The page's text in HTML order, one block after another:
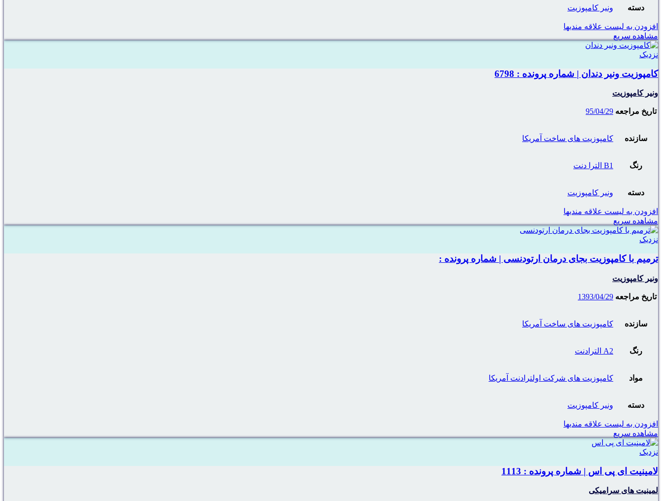
دسته ونیر کامپوزیت
افزودن به لیست علاقه مندیها
مشاهده سریع
نزدیک
کامپوزیت ونیر دندان | شماره پرونده : 6798
ونیر کامپوزیت
تاریخ مراجعه 95/04/29
سازنده کامپوزیت های ساخت آمریکا
رنگ B1 الترا دنت
دسته ونیر کامپوزیت
افزودن به لیست علاقه مندیها
مشاهده سریع
نزدیک
ترمیم با کامپوزیت بجای درمان ارتودنسی | شماره پرونده :
ونیر کامپوزیت
تاریخ مراجعه 1393/04/29
سازنده کامپوزیت های ساخت آمریکا
رنگ A2 الترادنت
مواد کامپوزیت های شرکت اولترادنت آمریکا
دسته ونیر کامپوزیت
افزودن به لیست علاقه مندیها
مشاهده سریع
نزدیک
لامینیت ای پی اس | شماره پرونده : 1113
لمینیت های سرامیکی